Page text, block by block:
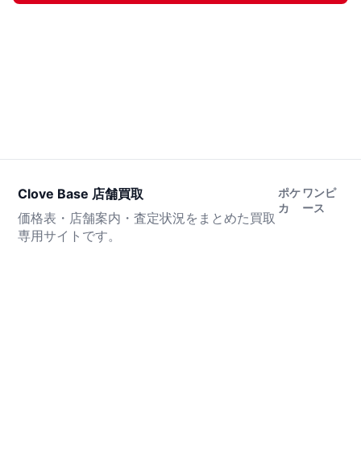
Clove Base 店舗買取
価格表・店舗案内・査定状況をまとめた買取
専用サイトです。
ポケ
カ
ワンピ
ース